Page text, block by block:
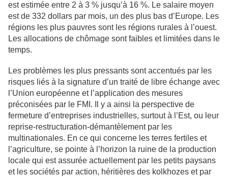
est estimée entre 2 à 3 % jusqu’à 16 %. Le salaire moyen
est de 332 dollars par mois, un des plus bas d’Europe. Les
régions les plus pauvres sont les régions rurales à l’ouest.
Les allocations de chômage sont faibles et limitées dans le
temps.
Les problèmes les plus pressants sont accentués par les
risques liés à la signature d’un traité de libre échange avec
l’Union européenne et l’application des mesures
préconisées par le FMI. Il y a ainsi la perspective de
fermeture d’entreprises industrielles, surtout à l’Est, ou leur
reprise-restructuration-démantèlement par les
multinationales. En ce qui concerne les terres fertiles et
l’agriculture, se pointe à l’horizon la ruine de la production
locale qui est assurée actuellement par les petits paysans
et les sociétés par action, héritières des kolkhozes et par